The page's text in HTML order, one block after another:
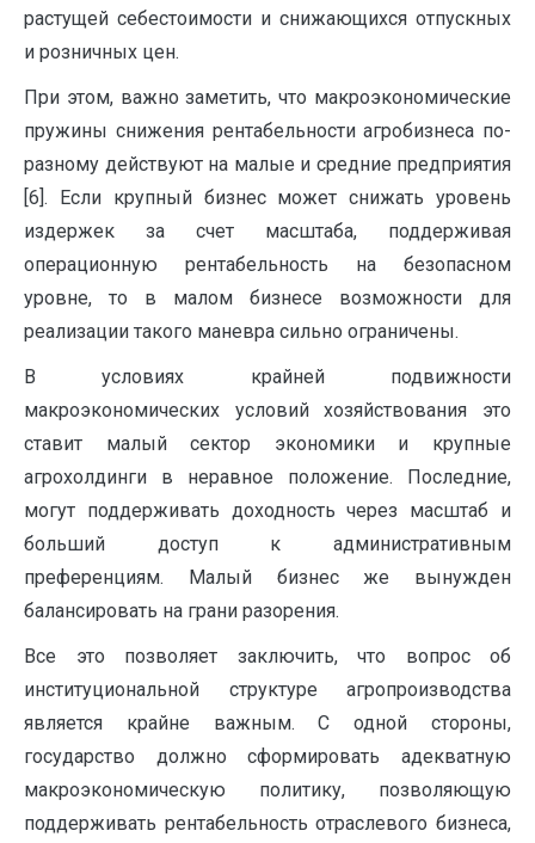
растущей себестоимости и снижающихся отпускных
и розничных цен.
При этом, важно заметить, что макроэкономические
пружины снижения рентабельности агробизнеса по-
разному действуют на малые и средние предприятия
[6]. Если крупный бизнес может снижать уровень
издержек за счет масштаба, поддерживая
операционную рентабельность на безопасном
уровне, то в малом бизнесе возможности для
реализации такого маневра сильно ограничены.
В условиях крайней подвижности
макроэкономических условий хозяйствования это
ставит малый сектор экономики и крупные
агрохолдинги в неравное положение. Последние,
могут поддерживать доходность через масштаб и
больший доступ к административным
преференциям. Малый бизнес же вынужден
балансировать на грани разорения.
Все это позволяет заключить, что вопрос об
институциональной структуре агропроизводства
является крайне важным. С одной стороны,
государство должно сформировать адекватную
макроэкономическую политику, позволяющую
поддерживать рентабельность отраслевого бизнеса,